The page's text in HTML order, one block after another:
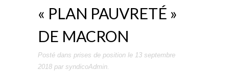
« PLAN PAUVRETÉ »
DE MACRON
Posté dans prises de position le 13 septembre
2018 par syndicoAdmin.